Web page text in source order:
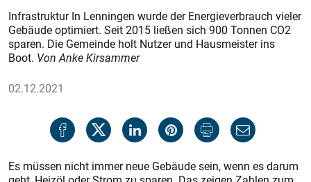
Infrastruktur In Lenningen wurde der Energieverbrauch vieler
Gebäude optimiert. Seit 2015 ließen sich 900 Tonnen CO2
sparen. Die Gemeinde holt Nutzer und Hausmeister ins
Boot. Von Anke Kirsammer
02.12.2021
Es müssen nicht immer neue Gebäude sein, wenn es darum